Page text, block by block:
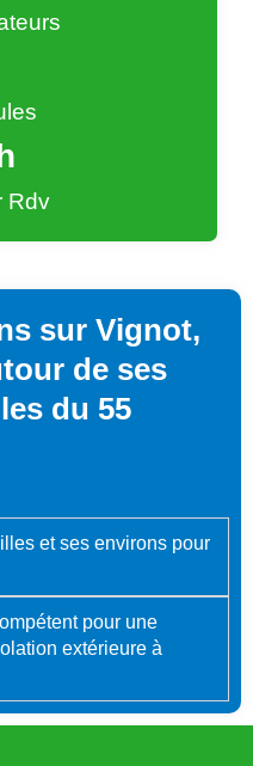
Rdv
sur Vignot,
de ses
du 55
et ses environs pour
pour une
extérieure à